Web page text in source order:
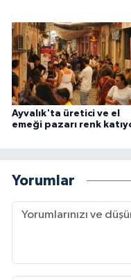
Ayvalık'ta üretici ve el
emeği pazarı renk
Yorumlar